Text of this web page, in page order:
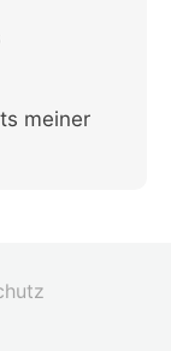
meiner